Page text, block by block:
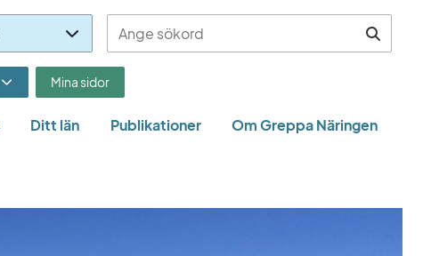
län
Sök
Mina sidor
Ditt län Publikationer Om Greppa Näringen